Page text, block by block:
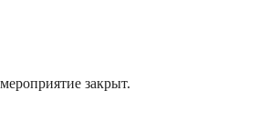
закрыт.